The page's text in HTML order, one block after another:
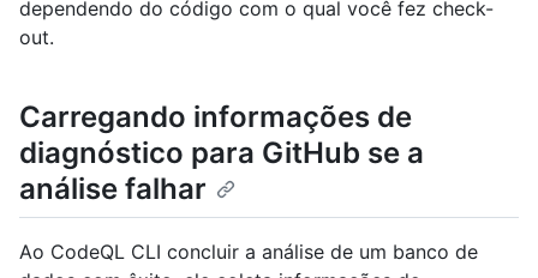
dependendo do código com o qual você fez check-
out.
Carregando informações de
diagnóstico para GitHub se a
análise falhar
Ao CodeQL CLI concluir a análise de um banco de